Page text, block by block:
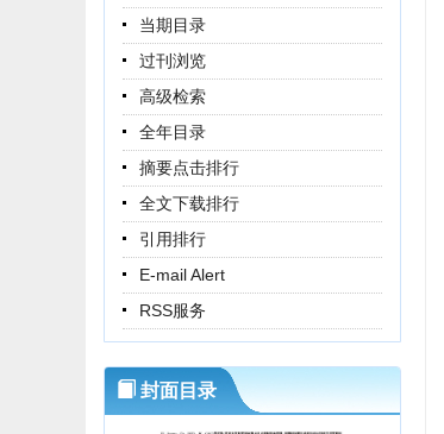
当期目录
过刊浏览
高级检索
全年目录
摘要点击排行
全文下载排行
引用排行
E-mail Alert
RSS服务
封面目录